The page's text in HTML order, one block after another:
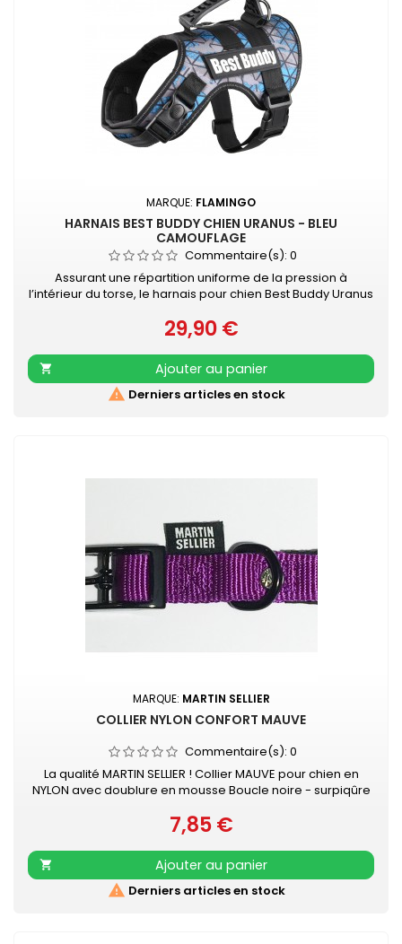
MARQUE: FLAMINGO
HARNAIS BEST BUDDY CHIEN URANUS - BLEU
CAMOUFLAGE
Commentaire(s): 0
Assurant une répartition uniforme de la pression à
l’intérieur du torse, le harnais pour chien Best Buddy Uranus
sans pareil à votre chien pendant vos promenades. Le
harnais est ajustable à la taille de votre chien et facile à
mettre grâce aux fermetures à clic pratiques. Fait de
matériaux doux,...
Prix
29,90 €

Ajouter au panier
 Derniers articles en stock
MARQUE: MARTIN SELLIER
COLLIER NYLON CONFORT MAUVE
Commentaire(s): 0
La qualité MARTIN SELLIER ! Collier MAUVE pour chien en
NYLON avec doublure en mousse Boucle noire - surpiqûre
davantage de confort Nylon ultra-résistant Boucle laquée
noire Couleur acidulée qui soulignera tout type de pelage.
Existe aussi en turquoise, vert, rouge, orange, noir, gris,
rose et beige
Prix
7,85 €

Ajouter au panier
 Derniers articles en stock